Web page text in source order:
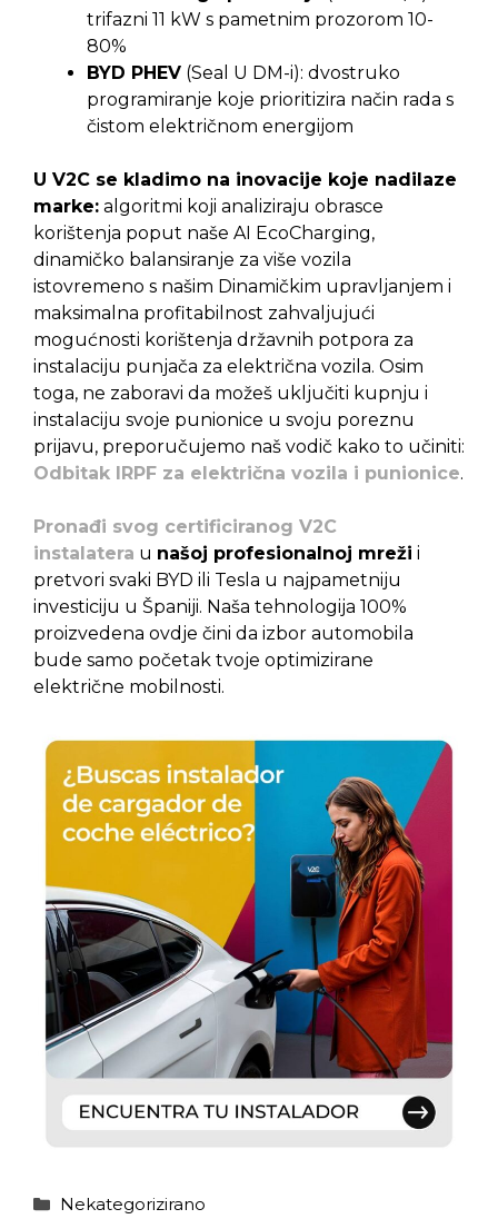
trifazni 11 kW s pametnim prozorom 10-
80%
BYD PHEV (Seal U DM-i): dvostruko
programiranje koje prioritizira način rada s
čistom električnom energijom
U V2C se kladimo na inovacije koje nadilaze
marke: algoritmi koji analiziraju obrasce
korištenja poput naše AI EcoCharging,
dinamičko balansiranje za više vozila
istovremeno s našim Dinamičkim upravljanjem i
maksimalna profitabilnost zahvaljujući
mogućnosti korištenja državnih potpora za
instalaciju punjača za električna vozila. Osim
toga, ne zaboravi da možeš uključiti kupnju i
instalaciju svoje punionice u svoju poreznu
prijavu, preporučujemo naš vodič kako to učiniti:
Odbitak IRPF za električna vozila i punionice.
Pronađi svog certificiranog V2C
instalatera u našoj profesionalnoj mreži i
pretvori svaki BYD ili Tesla u najpametniju
investiciju u Španiji. Naša tehnologija 100%
proizvedena ovdje čini da izbor automobila
bude samo početak tvoje optimizirane
električne mobilnosti.
Kategorije
Nekategorizirano